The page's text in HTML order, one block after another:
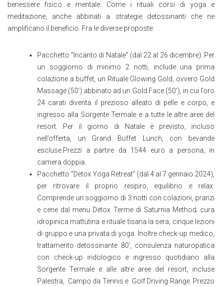
benessere fisico e mentale. Come i rituali corsi di yoga e
meditazione, anche abbinati a strategie detossinanti che ne
amplificano il beneficio. Fra le diverse proposte:
Pacchetto “Incanto di Natale” (dal 22 al 26 dicembre). Per
un soggiorno di minimo 2 notti, include una prima
colazione a buffet, un Rituale Glowing Gold, ovvero Gold
Massage (50’) abbinato ad un Gold Face (50’), in cui l’oro
24 carati diventa il prezioso alleato di pelle e corpo, e
ingresso alla Sorgen­te Termale e a tutte le altre aree del
resort. Per il giorno di Natale è previsto, incluso
nell’offerta, un Grand Buffet Lunch, con bevande
escluse.Prezzi a partire da 1544 euro a persona, in
camera doppia.
Pacchetto “Detox Yoga Retreat” (dal 4 al 7 gennaio 2024),
per ritrovare il proprio respiro, equilibrio e relax.
Comprende un soggiorno di 3 notti con colazioni, pranzi
e cene dal menu Detox Terme di Saturnia Method;cura
idropinica mattutina e rituale tisana la sera; cinque lezioni
di gruppo e una privata di yoga. Inoltre check-up medico,
trattamento detossinante 80’, consulenza naturopatica
con check-up iridologico e ingresso quotidiano alla
Sorgen­te Termale e alle altre aree del resort, incluse
Palestra, Campo da Tennis e Golf Driving Range. Prezzo